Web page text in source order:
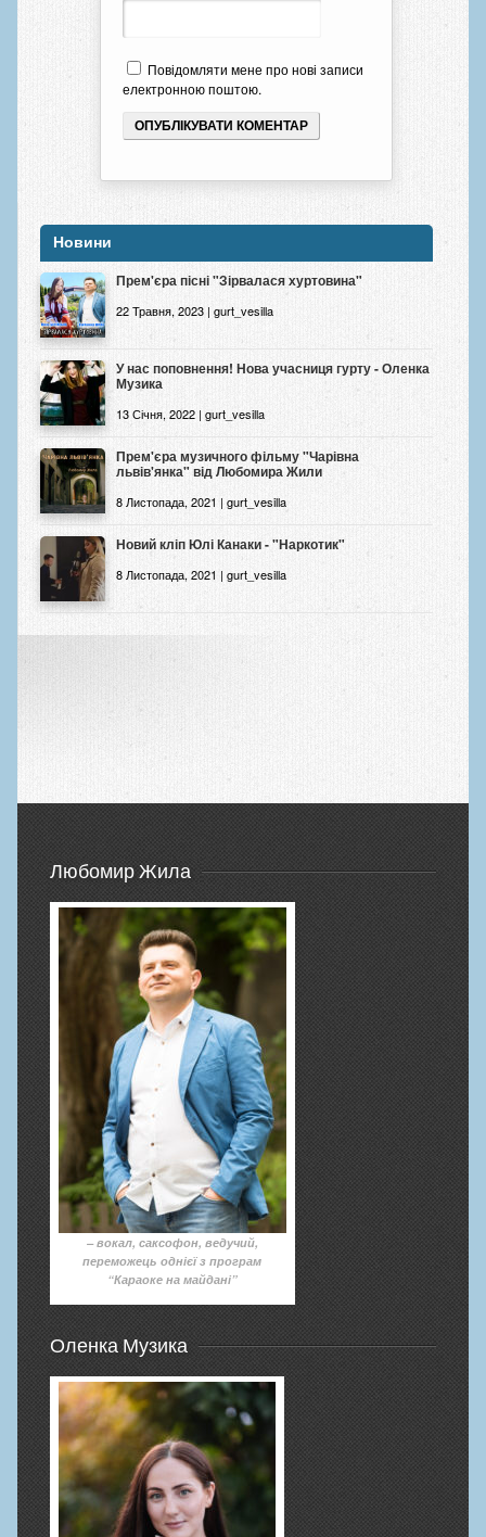
Повідомляти мене про нові записи
електронною поштою.
Новини
Прем'єра пісні "Зірвалася хуртовина"
22 Травня, 2023 | gurt_vesilla
У нас поповнення! Нова учасниця гурту - Оленка
Музика
13 Січня, 2022 | gurt_vesilla
Прем'єра музичного фільму "Чарівна
львів'янка" від Любомира Жили
8 Листопада, 2021 | gurt_vesilla
Новий кліп Юлі Канаки - "Наркотик"
8 Листопада, 2021 | gurt_vesilla
Любомир Жила
– вокал, саксофон, ведучий,
переможець однієї з програм
“Караоке на майдані”
Оленка Музика